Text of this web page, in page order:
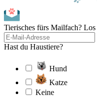
Tierisches fürs Mailfach? Los
Hast du Haustiere?
Hund
Katze
Keine